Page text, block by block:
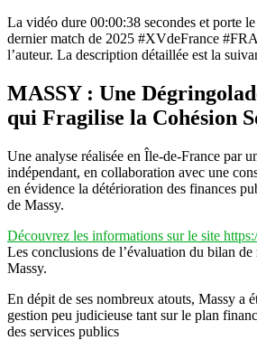
La vidéo dure 00:00:38 secondes et porte
dernier match de 2025 #XVdeFrance
l’auteur. La description détaillée est la
MASSY : Une
qui Fragilise la Cohésion
Une analyse réalisée en Île-de-France par
indépendant, en collaboration avec une
en évidence la détérioration des finances
de Massy.
Découvrez les informations sur le site
Les conclusions de l’évaluation du bilan
Massy.
En dépit de ses nombreux atouts, Massy a
gestion peu judicieuse tant sur le plan
des services publics